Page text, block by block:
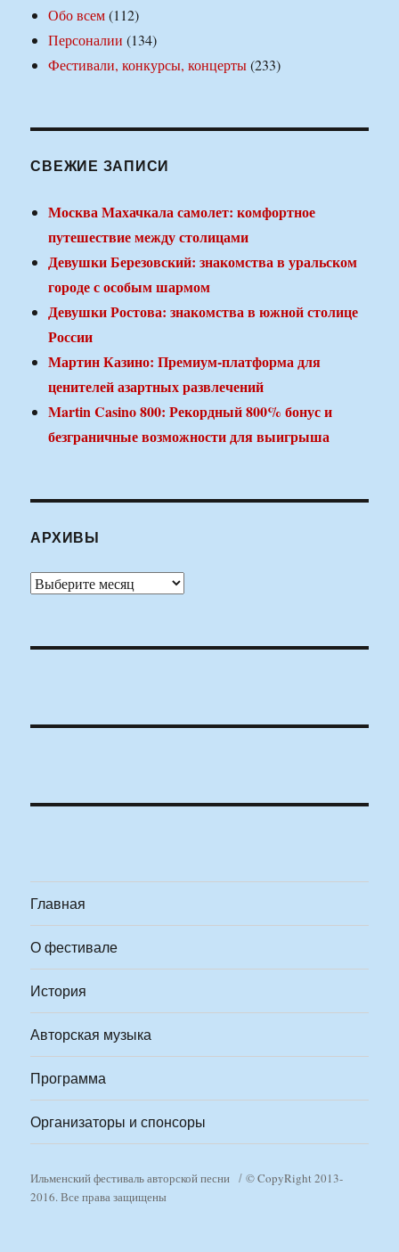
Обо всем(112)
Персоналии (134)
Фестивали, конкурсы, концерты(233)
СВЕЖИЕ ЗАПИСИ
Москва Махачкала самолет: комфортное
путешествие между столицами
Девушки Березовский: знакомства в уральском
городе с особым шармом
Девушки Ростова: знакомства в южной столице
России
Мартин Казино: Премиум-платформа для
ценителей азартных развлечений
Martin Casino 800: Рекордный 800% бонус и
безграничные возможности для выигрыша
АРХИВЫ
Архивы
Главная
О фестивале
История
Авторская музыка
Программа
Организаторы и спонсоры
Ильменский фестиваль авторской песни
© CopyRight 2013-
2016. Все права защищены